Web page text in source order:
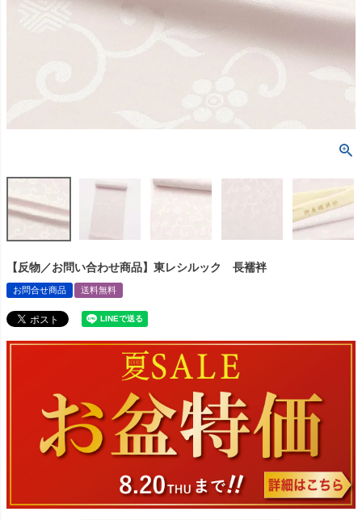
【反物／お問い合わせ商品】東レシルック 長襦袢
お問合せ商品 送料無料